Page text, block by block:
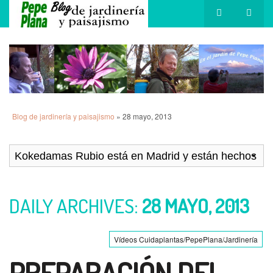
Blog de jardinería y paisajismo » 28 mayo, 2013
DAILY ARCHIVES: 28 MAYO, 2013
Vídeos Cuidaplantas/PepePlana/Jardinería